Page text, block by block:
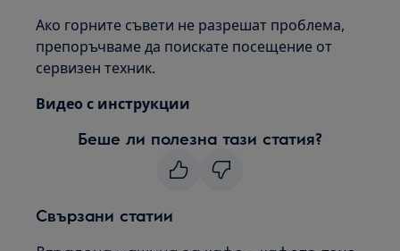
Ако горните съвети не разрешат проблема,
препоръчваме да поискате посещение от
сервизен техник.
Видео с инструкции
Беше ли полезна тази статия?
Свързани статии